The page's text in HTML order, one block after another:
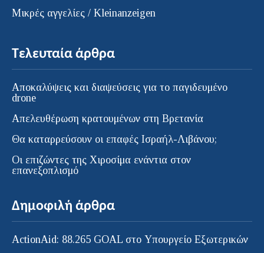
Μικρές αγγελίες / Kleinanzeigen
Τελευταία άρθρα
Αποκαλύψεις και διαψεύσεις για το παγιδευμένο
drone
Απελευθέρωση κρατουμένων στη Βρετανία
Θα καταρρεύσουν οι επαφές Ισραήλ-Λιβάνου;
Οι επιζώντες της Χιροσίμα ενάντια στον
επανεξοπλισμό
Δημοφιλή άρθρα
ActionAid: 88.265 GOAL στο Υπουργείο Εξωτερικών